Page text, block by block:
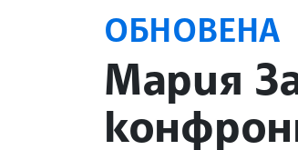
ОБНОВЕНА
site.bta
Мария